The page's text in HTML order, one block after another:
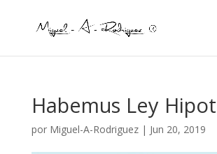
Habemus Ley
por Miguel-A-Rodriguez| Jun 20, 2019